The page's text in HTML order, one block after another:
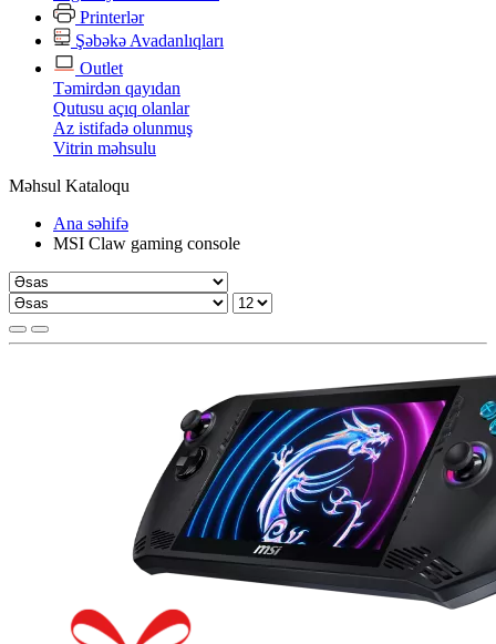
Printerlər
Şəbəkə Avadanlıqları
Outlet
Təmirdən qayıdan
Qutusu açıq olanlar
Az istifadə olunmuş
Vitrin məhsulu
Məhsul Kataloqu
Ana səhifə
MSI Claw gaming console